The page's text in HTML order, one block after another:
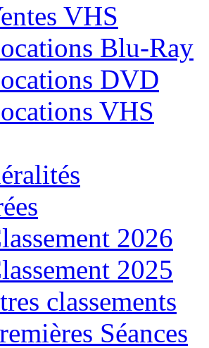
VHS
Blu-Ray
DVD
VHS
2026
2025
classements
Séances